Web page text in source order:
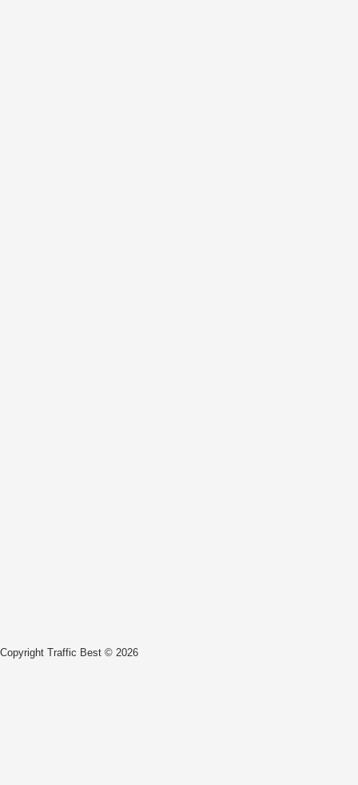
Copyright Traffic Best © 2026